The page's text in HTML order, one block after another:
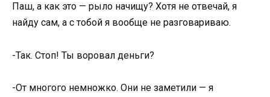
Паш, а как это — рыло начищу? Хотя не отвечай, я
найду сам, а с тобой я вообще не разговариваю.
-Так. Стоп! Ты воровал деньги?
-От многого немножко. Они не заметили — я